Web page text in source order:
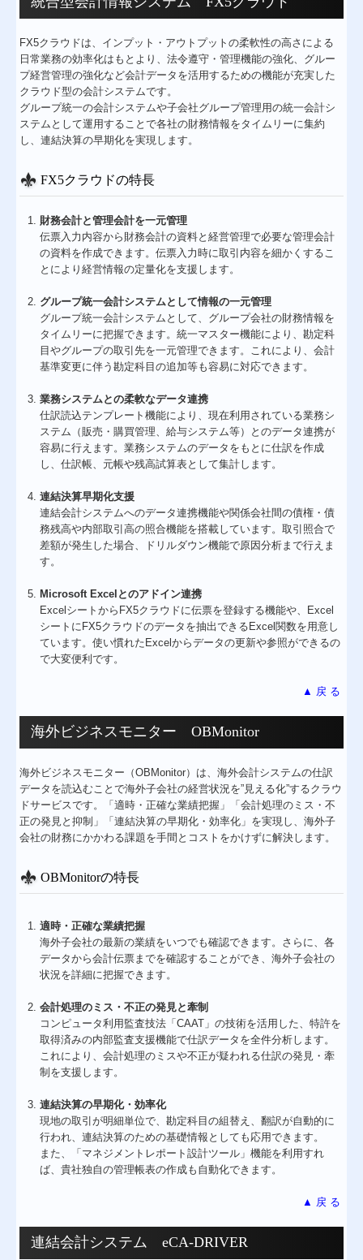
FX5クラウドは、インプット・アウトプットの柔軟性の高さによる
日常業務の効率化はもとより、法令遵守・管理機能の強化、グルー
プ経営管理の強化など会計データを活用するための機能が充実した
クラウド型の会計システムです。
グループ統一の会計システムや子会社グループ管理用の統一会計シ
ステムとして運用することで各社の財務情報をタイムリーに集約
し、連結決算の早期化を実現します。
FX5クラウドの特長
財務会計と管理会計を一元管理
伝票入力内容から財務会計の資料と経営管理で必要な管理会計
の資料を作成できます。伝票入力時に取引内容を細かくするこ
とにより経営情報の定量化を支援します。
グループ統一会計システムとして情報の一元管理
グループ統一会計システムとして、グループ会社の財務情報を
タイムリーに把握できます。統一マスター機能により、勘定科
目やグループの取引先を一元管理できます。これにより、会計
基準変更に伴う勘定科目の追加等も容易に対応できます。
業務システムとの柔軟なデータ連携
仕訳読込テンプレート機能により、現在利用されている業務シ
ステム（販売・購買管理、給与システム等）とのデータ連携が
容易に行えます。業務システムのデータをもとに仕訳を作成
し、仕訳帳、元帳や残高試算表として集計します。
連結決算早期化支援
連結会計システムへのデータ連携機能や関係会社間の債権・債
務残高や内部取引高の照合機能を搭載しています。取引照合で
差額が発生した場合、ドリルダウン機能で原因分析まで行えま
す。
Microsoft Excelとのアドイン連携
ExcelシートからFX5クラウドに伝票を登録する機能や、Excel
シートにFX5クラウドのデータを抽出できるExcel関数を用意し
ています。使い慣れたExcelからデータの更新や参照ができるの
で大変便利です。
▲ 戻 る
海外ビジネスモニター OBMonitor
海外ビジネスモニター（OBMonitor）は、海外会計システムの仕訳
データを読込むことで海外子会社の経営状況を”見える化”するクラウ
ドサービスです。「適時・正確な業績把握」「会計処理のミス・不
正の発見と抑制」「連結決算の早期化・効率化」を実現し、海外子
会社の財務にかかわる課題を手間とコストをかけずに解決します。
OBMonitorの特長
適時・正確な業績把握
海外子会社の最新の業績をいつでも確認できます。さらに、各
データから会計伝票までを確認することができ、海外子会社の
状況を詳細に把握できます。
会計処理のミス・不正の発見と牽制
コンピュータ利用監査技法「CAAT」の技術を活用した、特許を
取得済みの内部監査支援機能で仕訳データを全件分析します。
これにより、会計処理のミスや不正が疑われる仕訳の発見・牽
制を支援します。
連結決算の早期化・効率化
現地の取引が明細単位で、勘定科目の組替え、翻訳が自動的に
行われ、連結決算のための基礎情報としても応用できます。
また、「マネジメントレポート設計ツール」機能を利用すれ
ば、貴社独自の管理帳表の作成も自動化できます。
▲ 戻 る
連結会計システム eCA-DRIVER